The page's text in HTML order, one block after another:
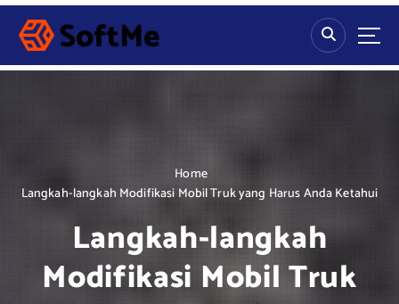
S
p
Home
Langkah-langkah Modifikasi Mobil Truk yang Harus Anda Ketahui
Langkah-langkah
Modifikasi Mobil Truk